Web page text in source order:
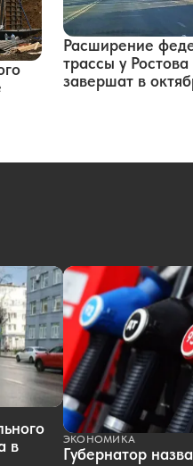
Расширение
трассы у
завершат в
в
ЭКОНОМИКА
Губернатор